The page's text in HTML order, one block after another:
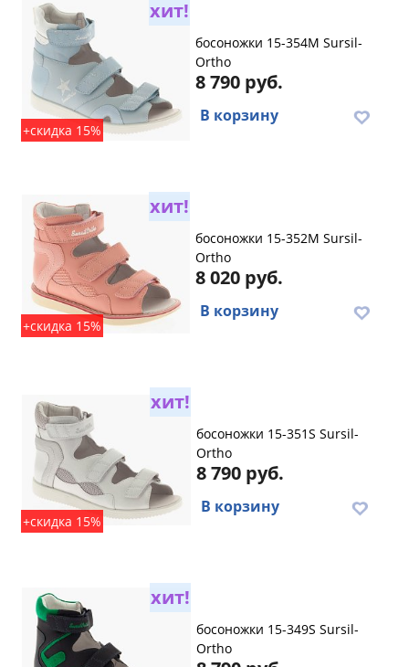
хит!
+скидка 15%
босоножки 15-354M Sursil-
Ortho
8 790 руб.
В корзину
хит!
+скидка 15%
босоножки 15-352M Sursil-
Ortho
8 020 руб.
В корзину
хит!
+скидка 15%
босоножки 15-351S Sursil-
Ortho
8 790 руб.
В корзину
хит!
босоножки 15-349S Sursil-
Ortho